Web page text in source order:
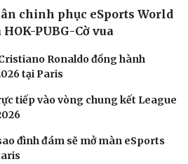
chinh phục eSports World
PUBG-Cờ vua
Ronaldo đồng hành
tại Paris
tiếp vào vòng chung kết League
đình đám sẽ mở màn eSports